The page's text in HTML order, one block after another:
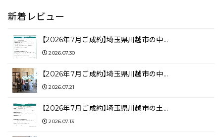
新着レビュー
【2026年7月ご成約】埼玉県川越市の中…
2026.07.30
【2026年7月ご成約】埼玉県川越市の中…
2026.07.21
【2026年7月ご成約】埼玉県川越市の土…
2026.07.13